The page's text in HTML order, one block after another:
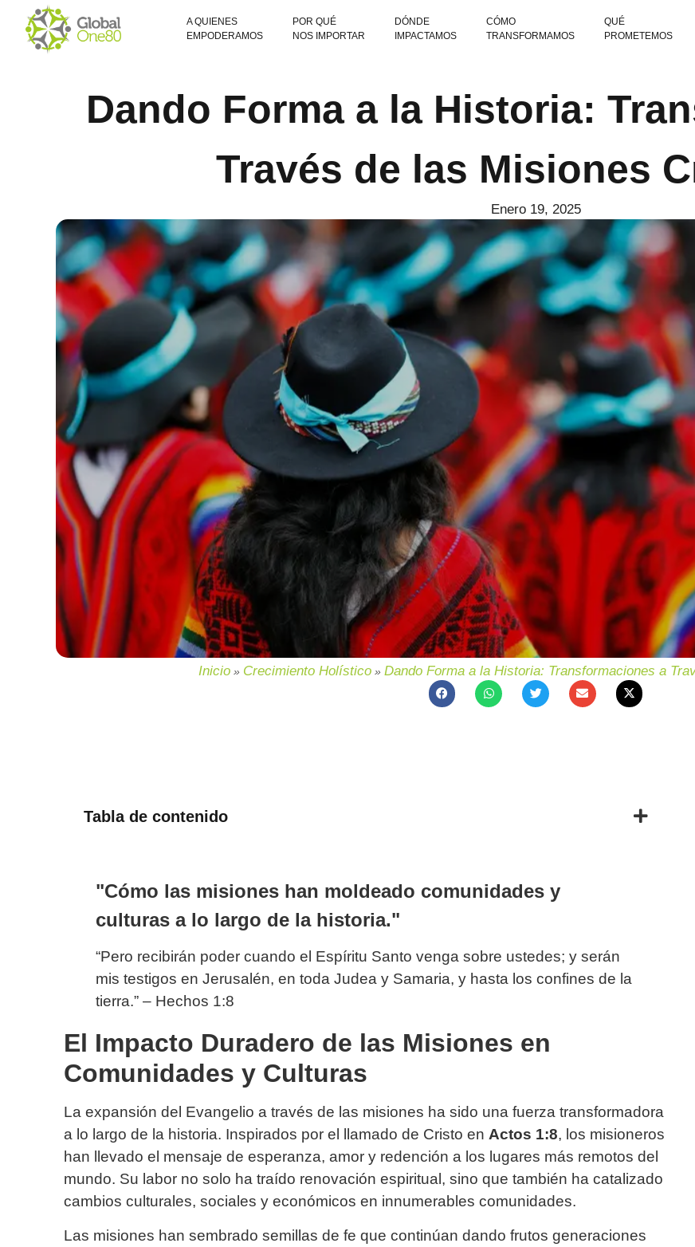
A QUIENES
EMPODERAMOS
POR QUÉ
NOS IMPORTAR
DÓNDE
IMPACTAMOS
CÓMO
TRANSFORMAMOS
QUÉ
PROMETEMOS
Dando Forma a la Historia:
Través de las Misiones
Enero 19, 2025
Inicio » Crecimiento Holístico » Dando Forma a la Historia: Transformaciones a
Tabla de contenido
"Cómo las misiones han moldeado comunidades y
culturas a lo largo de la historia."
“Pero recibirán poder cuando el Espíritu Santo venga sobre ustedes; y serán
mis testigos en Jerusalén, en toda Judea y Samaria, y hasta los confines de la
tierra.” – Hechos 1:8
El Impacto Duradero de las Misiones en
Comunidades y Culturas
La expansión del Evangelio a través de las misiones ha sido una fuerza transformadora
a lo largo de la historia. Inspirados por el llamado de Cristo en Actos 1:8, los misioneros
han llevado el mensaje de esperanza, amor y redención a los lugares más remotos del
mundo. Su labor no solo ha traído renovación espiritual, sino que también ha catalizado
cambios culturales, sociales y económicos en innumerables comunidades.
Las misiones han sembrado semillas de fe que continúan dando frutos generaciones